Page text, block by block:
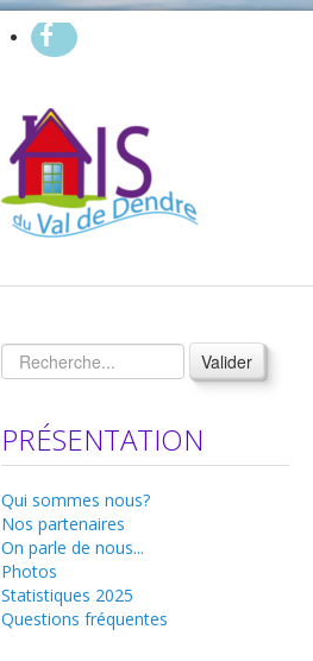
Valider
PRÉSENTATION
Qui sommes nous?
Nos partenaires
On parle de nous...
Photos
Statistiques 2025
Questions fréquentes